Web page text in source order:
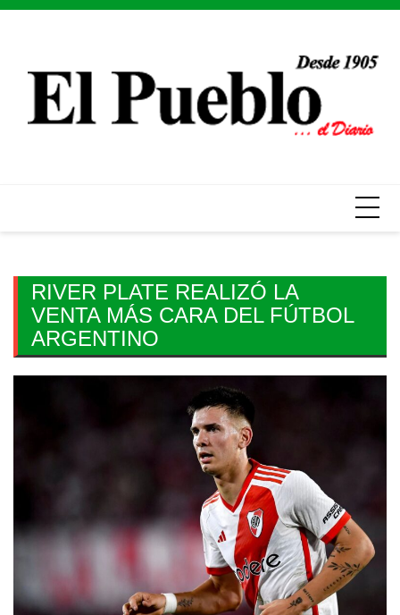
Skip
RIVER PLATE REALIZÓ LA
VENTA MÁS CARA DEL FÚTBOL
ARGENTINO